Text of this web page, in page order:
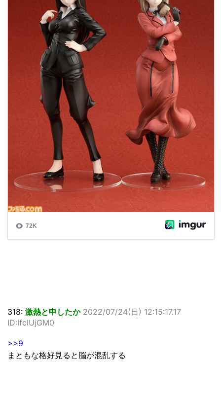
318: 激熱と申したか 2022/07/24(日) 12:15:17.17
ID:IfclUjGM0
>>9
まともな格好見ると脳が混乱する